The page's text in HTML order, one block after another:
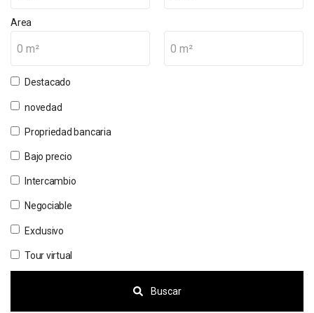
Area
0 m² 0 m²
Destacado
novedad
Propriedad bancaria
Bajo precio
Intercambio
Negociable
Exclusivo
Tour virtual
Buscar